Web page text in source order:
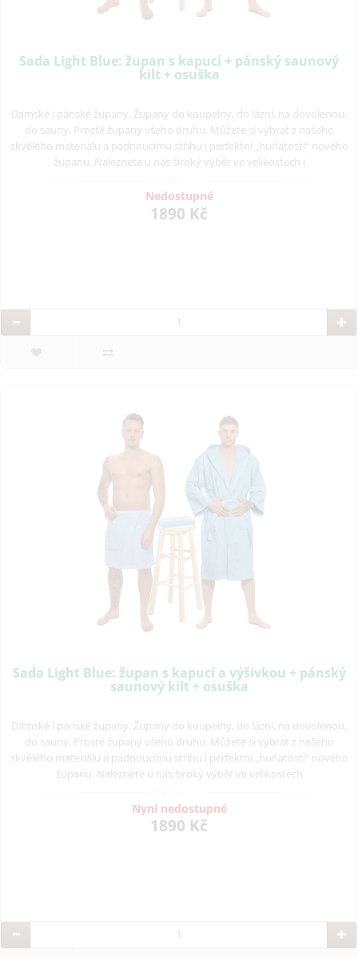
Sada Light Blue: župan s kapucí + pánský saunový
kilt + osuška
Dámské i pánské župany. Župany do koupelny, do lázní, na dovolenou,
do sauny. Prostě župany všeho druhu. Můžete si vybrat z našeho
skvělého materiálu a padnoucímu střihu i perfektní „huňatostí“ nového
županu. Naleznete u nás široký výběr ve velikostech i
Nedostupné
1890 Kč
Sada Light Blue: župan s kapucí a výšivkou + pánský
saunový kilt + osuška
Dámské i pánské župany. Župany do koupelny, do lázní, na dovolenou,
do sauny. Prostě župany všeho druhu. Můžete si vybrat z našeho
skvělého materiálu a padnoucímu střihu i perfektní „huňatostí“ nového
županu. Naleznete u nás široký výběr ve velikostech
Nyní nedostupné
1890 Kč